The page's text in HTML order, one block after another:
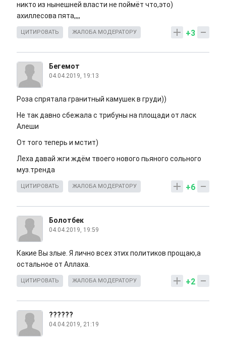
никто из нынешней власти не поймёт что,это)
ахиллесова пята,,,,
+3
ЦИТИРОВАТЬ ЖАЛОБА МОДЕРАТОРУ
Бегемот
04.04.2019, 19:13
Роза спрятала гранитный камушек в груди))
Не так давно сбежала с трибуны на площади от ласк
Алеши
От того теперь и мстит)
Леха давай жги ждём твоего нового пьяного сольного
муз.тренда
+6
ЦИТИРОВАТЬ ЖАЛОБА МОДЕРАТОРУ
Болотбек
04.04.2019, 19:59
Какие Вы злые. Я лично всех этих политиков прощаю,а
остальное от Аллаха.
+2
ЦИТИРОВАТЬ ЖАЛОБА МОДЕРАТОРУ
??????
04.04.2019, 21:19